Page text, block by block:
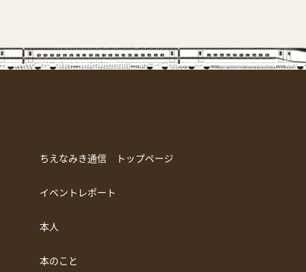
ちえなみき通信 トップページ
イベントレポート
本人
本のこと